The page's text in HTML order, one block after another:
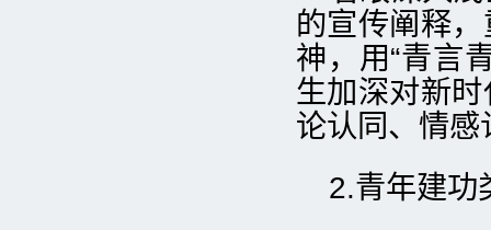
的宣传阐释
神，用“青言
生加深对新
论认同、情感
2.青年建功